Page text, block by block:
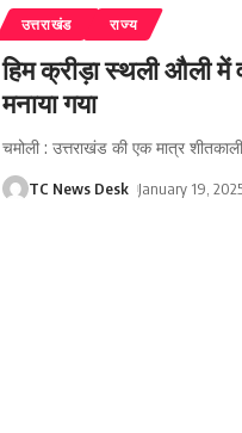
उत्तराखंड राज्य
हिम क्रीड़ा स्थली औली में
मनाया गया
चमोली : उत्तराखंड की एक मात्र
TC News Desk January 19,